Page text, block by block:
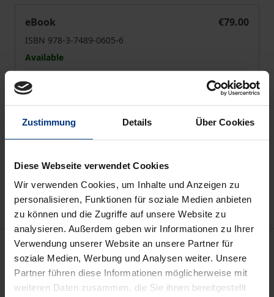
Zustimmung Details Über Cookies
Diese Webseite verwendet Cookies
Wir verwenden Cookies, um Inhalte und Anzeigen zu
personalisieren, Funktionen für soziale Medien anbieten
zu können und die Zugriffe auf unsere Website zu
analysieren. Außerdem geben wir Informationen zu Ihrer
Verwendung unserer Website an unsere Partner für
soziale Medien, Werbung und Analysen weiter. Unsere
Partner führen diese Informationen möglicherweise mit
weiteren Daten zusammen, die Sie ihnen bereitgestellt
eBook
€79.00
ISBN 978-3-7489-0605-6
Available
Prices include VAT. Depending on the delivery address, VAT
Add to Wish List
Delivery cost notice
Description
The medical, legal and social context that justifies